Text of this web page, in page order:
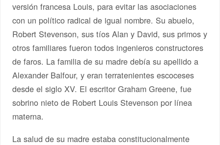
versión francesa Louis, para evitar las asociaciones
con un político radical de igual nombre. Su abuelo,
Robert Stevenson, sus tíos Alan y David, sus primos y
otros familiares fueron todos ingenieros constructores
de faros. La familia de su madre debía su apellido a
Alexander Balfour, y eran terratenientes escoceses
desde el siglo XV. El escritor Graham Greene, fue
sobrino nieto de Robert Louis Stevenson por línea
materna.
La salud de su madre estaba constitucionalmente